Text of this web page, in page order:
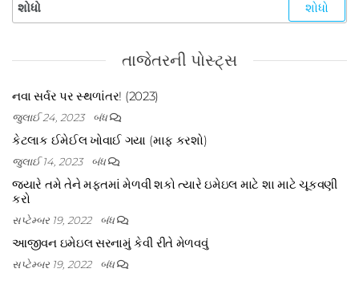
તાજેતરની પોસ્ટ્સ
નવા સર્વર પર સ્થળાંતર! (2023)
જુલાઈ 24, 2023 બંધ
કેટલાક ઈમેઈલ ખોવાઈ ગયા (માફ કરશો)
જુલાઈ 14, 2023 બંધ
જ્યારે તમે તેને મફતમાં મેળવી શકો ત્યારે ઇમેઇલ માટે શા માટે ચૂકવણી
કરો
સપ્ટેમ્બર 19, 2022 બંધ
આજીવન ઇમેઇલ સરનામું કેવી રીતે મેળવવું
સપ્ટેમ્બર 19, 2022 બંધ